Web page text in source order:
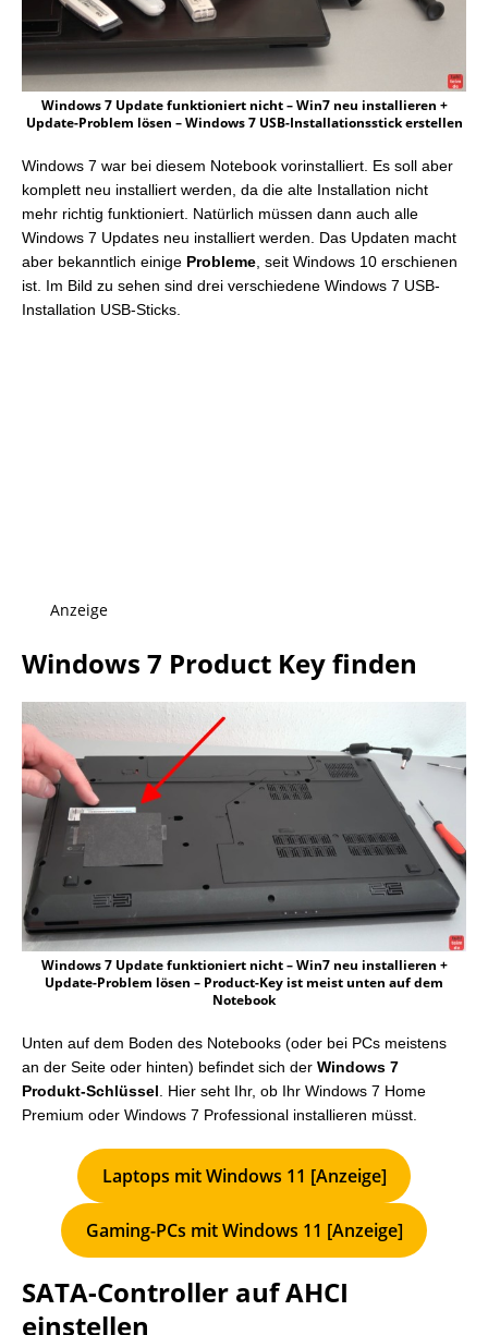
Windows 7 Update funktioniert nicht – Win7 neu installieren +
Update-Problem lösen – Windows 7 USB-Installationsstick erstellen
Windows 7 war bei diesem Notebook vorinstalliert. Es soll aber
komplett neu installiert werden, da die alte Installation nicht
mehr richtig funktioniert. Natürlich müssen dann auch alle
Windows 7 Updates neu installiert werden. Das Updaten macht
aber bekanntlich einige Probleme , seit Windows 10 erschienen
ist. Im Bild zu sehen sind drei verschiedene Windows 7 USB-
Installation USB-Sticks.
Anzeige
Windows 7 Product Key finden
Windows 7 Update funktioniert nicht – Win7 neu installieren +
Update-Problem lösen – Product-Key ist meist unten auf dem
Notebook
Unten auf dem Boden des Notebooks (oder bei PCs meistens
an der Seite oder hinten) befindet sich der Windows 7
Produkt-Schlüssel . Hier seht Ihr, ob Ihr Windows 7 Home
Premium oder Windows 7 Professional installieren müsst.
Laptops mit Windows 11 [Anzeige]
Gaming-PCs mit Windows 11 [Anzeige]
SATA-Controller auf AHCI
einstellen